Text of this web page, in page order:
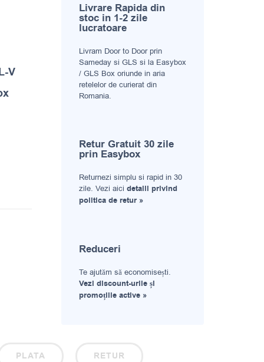
V
Livrare Rapida din
stoc in 1-2 zile
lucratoare
Livram Door to Door prin
Sameday si GLS si la Easybox
/ GLS Box oriunde in aria
retelelor de curierat din
Romania.
Retur Gratuit 30 zile
prin Easybox
Returnezi simplu si rapid in 30
zile. Vezi aici detalii privind
politica de retur »
Reduceri
Te ajutăm să economisești.
Vezi discount-urile și
promoțiile active »
PLATA RETUR